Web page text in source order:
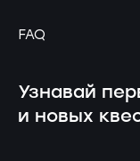
FAQ
Узнавай
и новых